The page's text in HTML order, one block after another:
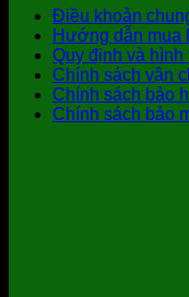
Điều khoản
Hướng dẫn mua
Quy định và hình
Chính sách vận
Chính sách bảo
Chính sách bảo